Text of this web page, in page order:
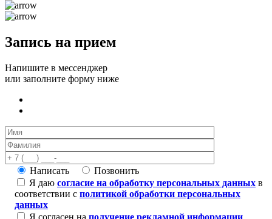
Запись на прием
Напишите в мессенджер
или заполните форму ниже
Написать
Позвонить
Я даю согласие на обработку персональных данных в
соответствии с политикой обработки персональных
данных
Я согласен на получение рекламной информации